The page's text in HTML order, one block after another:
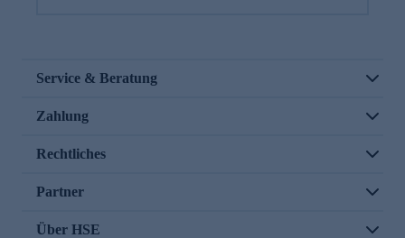
Service & Beratung
Zahlung
Rechtliches
Partner
Über HSE